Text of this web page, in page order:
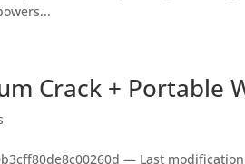
Crack + Portable
— Last